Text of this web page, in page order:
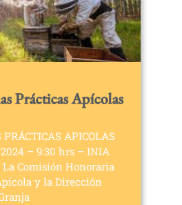
Prácticas Apícolas
APICOLAS
– 9:30 hrs – INIA
La Comisión Honoraria
y la Dirección